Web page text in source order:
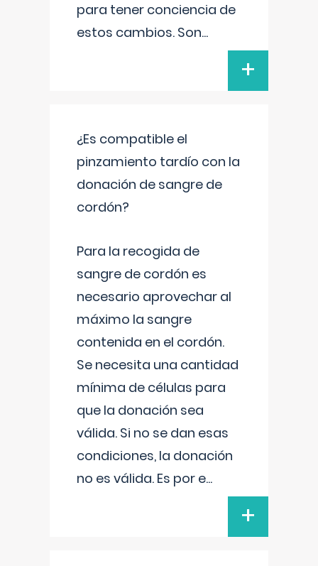
para tener conciencia de
estos cambios. Son...
+
¿Es compatible el
pinzamiento tardío con la
donación de sangre de
cordón?
Para la recogida de
sangre de cordón es
necesario aprovechar al
máximo la sangre
contenida en el cordón.
Se necesita una cantidad
mínima de células para
que la donación sea
válida. Si no se dan esas
condiciones, la donación
no es válida. Es por e...
+